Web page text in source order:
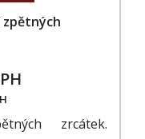
zpětných
zrcátek.